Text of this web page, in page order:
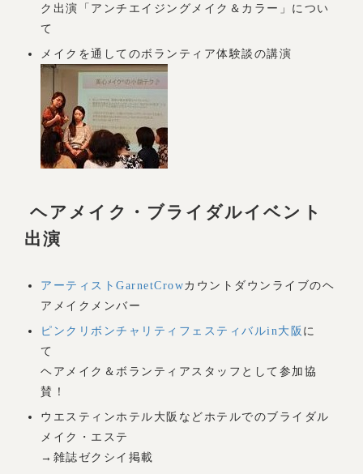
ク出演「アンチエイジングメイク＆カラー」につい
て
メイクを通してのボランティア体験談の講演
ヘアメイク・ブライダルイベント
出演
アーティストGarnetCrowカウントダウンライブのヘ
アメイクメンバー
ピンクリボンチャリティフェスティバルin大阪 に
て
ヘアメイク＆ボランティアスタッフとして参加協
賛！
ウエスティンホテル大阪などホテルでのブライダル
メイク・エステ
→雑誌ゼクシイ掲載